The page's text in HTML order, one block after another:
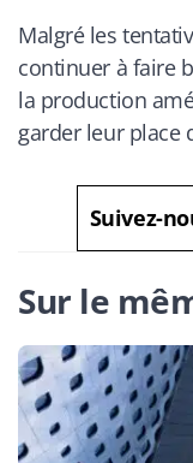
Malgré les
continuer à faire
la production
garder leur place
Suivez-
Sur le